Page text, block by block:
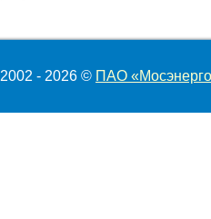
2002 - 2026 © ПАО